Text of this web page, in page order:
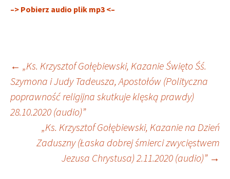
–> Pobierz audio plik mp3 <–
Nawigacja
wpisu
← „Ks. Krzysztof Gołębiewski, Kazanie Święto Śś.
Szymona i Judy Tadeusza, Apostołów (Polityczna
poprawność religijna skutkuje klęską prawdy)
28.10.2020 (audio)”
„Ks. Krzysztof Gołębiewski, Kazanie na Dzień
Zaduszny (Łaska dobrej śmierci zwycięstwem
Jezusa Chrystusa) 2.11.2020 (audio)” →